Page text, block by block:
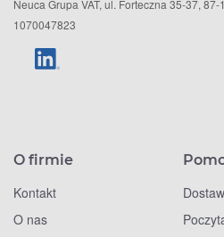
Neuca Grupa VAT, ul. Forteczna 35-37, 87-
1070047823
O firmie
Kontakt
O nas